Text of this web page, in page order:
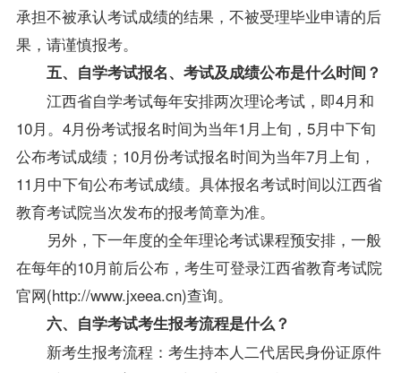
承担不被承认考试成绩的结果，不被受理毕业申请的后
果，请谨慎报考。
五、自学考试报名、考试及成绩公布是什么时间？
江西省自学考试每年安排两次理论考试，即4月和
10月。4月份考试报名时间为当年1月上旬，5月中下旬
公布考试成绩；10月份考试报名时间为当年7月上旬，
11月中下旬公布考试成绩。具体报名考试时间以江西省
教育考试院当次发布的报考简章为准。
另外，下一年度的全年理论考试课程预安排，一般
在每年的10月前后公布，考生可登录江西省教育考试院
官网(http://www.jxeea.cn)查询。
六、自学考试考生报考流程是什么？
新考生报考流程：考生持本人二代居民身份证原件